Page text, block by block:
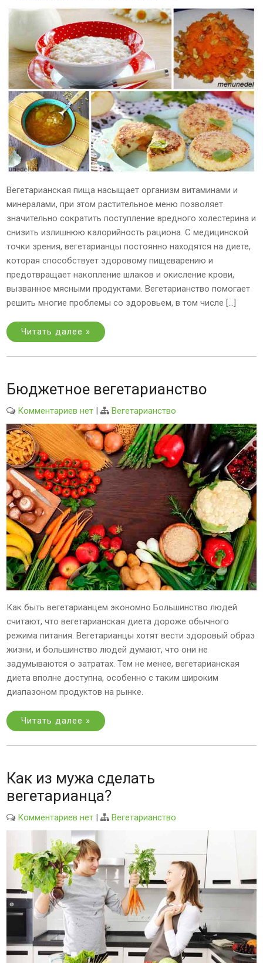
Вегетарианская пища насыщает организм витаминами и
минералами, при этом растительное меню позволяет
значительно сократить поступление вредного холестерина и
снизить излишнюю калорийность рациона. С медицинской
точки зрения, вегетарианцы постоянно находятся на диете,
которая способствует здоровому пищеварению и
предотвращает накопление шлаков и окисление крови,
вызванное мясными продуктами. Вегетарианство помогает
решить многие проблемы со здоровьем, в том числе […]
Читать далее »
Бюджетное вегетарианство
Комментариев нет | Вегетарианство
Как быть вегетарианцем экономно Большинство людей
считают, что вегетарианская диета дороже обычного
режима питания. Вегетарианцы хотят вести здоровый образ
жизни, и большинство людей думают, что они не
задумываются о затратах. Тем не менее, вегетарианская
диета вполне доступна, особенно с таким широким
диапазоном продуктов на рынке.
Читать далее »
Как из мужа сделать
вегетарианца?
Комментариев нет | Вегетарианство